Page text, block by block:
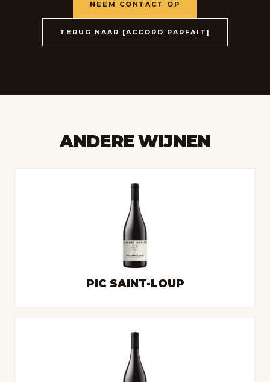
NEEM CONTACT OP
TERUG NAAR [ACCORD PARFAIT]
ANDERE WIJNEN
PIC SAINT-LOUP